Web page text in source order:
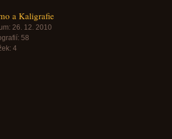
a Kaligrafie
26. 12. 2010
58
4